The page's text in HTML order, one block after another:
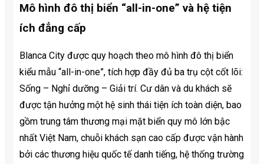
Mô hình đô thị biển “all-in-one” và hệ tiện
ích đẳng cấp
Blanca City được quy hoạch theo mô hình đô thị biển
kiểu mẫu “all-in-one”, tích hợp đầy đủ ba trụ cột cốt lõi:
Sống – Nghỉ dưỡng – Giải trí. Cư dân và du khách sẽ
được tận hưởng một hệ sinh thái tiện ích toàn diện, bao
gồm trung tâm thương mại mặt biển quy mô lớn bậc
nhất Việt Nam, chuỗi khách sạn cao cấp được vận hành
bởi các thương hiệu quốc tế danh tiếng, hệ thống trường